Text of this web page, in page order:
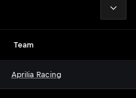
Team
Aprilia Racing